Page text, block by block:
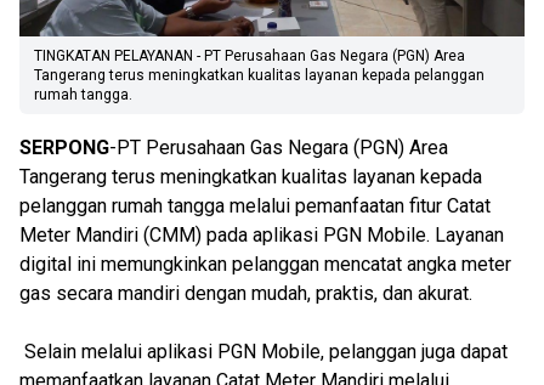
TINGKATAN PELAYANAN - PT Perusahaan Gas Negara (PGN) Area
Tangerang terus meningkatkan kualitas layanan kepada pelanggan
rumah tangga.
SERPONG-PT Perusahaan Gas Negara (PGN) Area
Tangerang terus meningkatkan kualitas layanan kepada
pelanggan rumah tangga melalui pemanfaatan fitur Catat
Meter Mandiri (CMM) pada aplikasi PGN Mobile. Layanan
digital ini memungkinkan pelanggan mencatat angka meter
gas secara mandiri dengan mudah, praktis, dan akurat.
Selain melalui aplikasi PGN Mobile, pelanggan juga dapat